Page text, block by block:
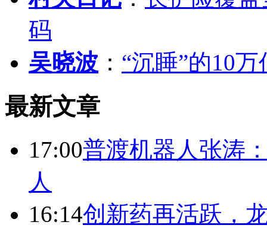
码
吴晓波 ： “沉睡”的10
最新文章
17:00普渡机器人张涛
人
16:14创新药再活跃，